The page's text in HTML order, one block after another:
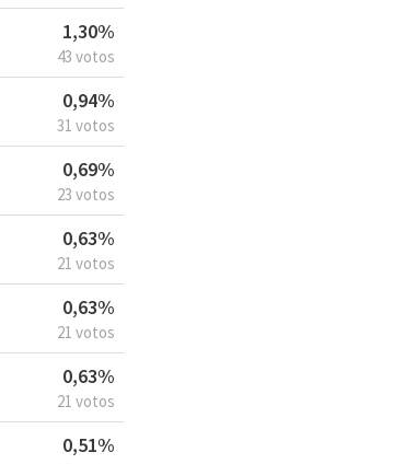
1,30%
43 votos
0,94%
31 votos
0,69%
23 votos
0,63%
21 votos
0,63%
21 votos
0,63%
21 votos
0,51%